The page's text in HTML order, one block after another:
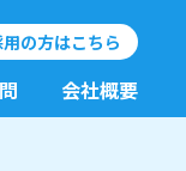
の方はこちら
会社概要